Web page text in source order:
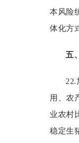
本风险
体化方
五
22.
用、农
业农村
稳定生